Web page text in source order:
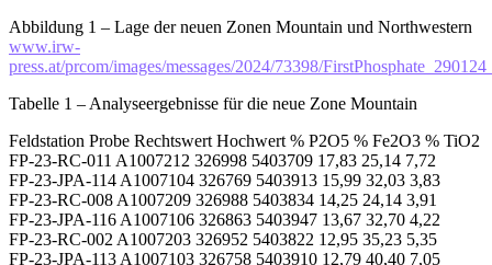
Abbildung 1 – Lage der neuen Zonen Mountain und Northwestern
www.irw-
press.at/prcom/images/messages/2024/73398/
Tabelle 1 – Analyseergebnisse für die neue Zone Mountain
Feldstation Probe Rechtswert Hochwert % P2O5 % Fe2O3 % TiO2
FP-23-RC-011 A1007212 326998 5403709 17,83 25,14 7,72
FP-23-JPA-114 A1007104 326769 5403913 15,99 32,03 3,83
FP-23-RC-008 A1007209 326988 5403834 14,25 24,14 3,91
FP-23-JPA-116 A1007106 326863 5403947 13,67 32,70 4,22
FP-23-RC-002 A1007203 326952 5403822 12,95 35,23 5,35
FP-23-JPA-113 A1007103 326758 5403910 12,79 40,40 7,05